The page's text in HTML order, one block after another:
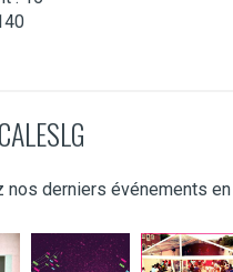
nos derniers événements
jeunessesmusical
eslg
eslg